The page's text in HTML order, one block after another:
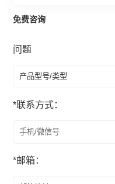
免费咨询
问题
*联系方式：
*邮箱：